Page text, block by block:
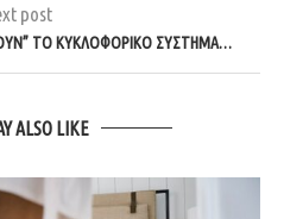
post
ΤΟ ΚΥΚΛΟΦΟΡΙΚΌ ΣΎΣΤΗΜΑ…
ALSO LIKE